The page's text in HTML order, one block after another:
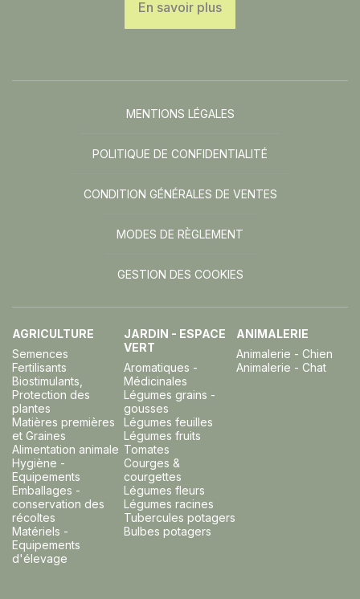
En savoir plus
MENTIONS LÉGALES
POLITIQUE DE CONFIDENTIALITÉ
CONDITION GÉNÉRALES DE VENTES
MODES DE RÈGLEMENT
GESTION DES COOKIES
AGRICULTURE
Semences
Fertilisants
Biostimulants,
Protection des
plantes
Matières premières
et Graines
Alimentation animale
Hygiène -
Equipements
Emballages -
conservation des
récoltes
Matériels -
Equipements
d'élevage
JARDIN - ESPACE
VERT
Aromatiques -
Médicinales
Légumes grains -
gousses
Légumes feuilles
Légumes fruits
Tomates
Courges &
courgettes
Légumes fleurs
Légumes racines
Tubercules potagers
Bulbes potagers
ANIMALERIE
Animalerie - Chien
Animalerie - Chat